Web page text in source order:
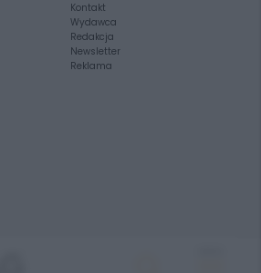
Kontakt
Wydawca
Redakcja
Newsletter
Reklama